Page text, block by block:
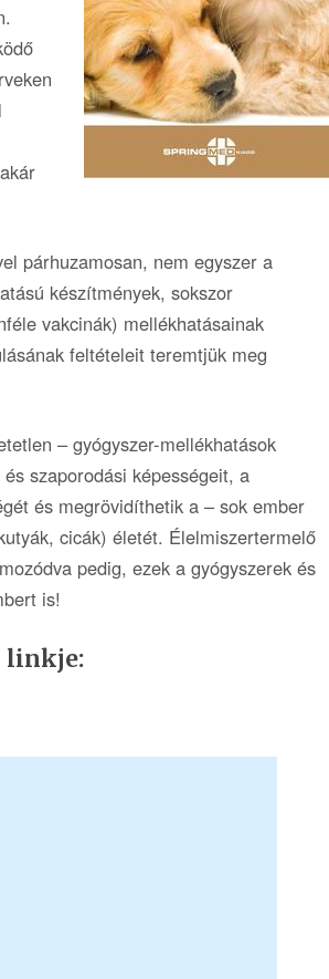
párhuzamosan, nem egyszer a
készítmények, sokszor
vakcinák) mellékhatásainak
feltételeit teremtjük meg
– gyógyszer-mellékhatások
szaporodási képességeit, a
és megrövidíthetik a – sok ember
cicák) életét. Élelmiszertermelő
pedig, ezek a gyógyszerek és
is!
linkje: